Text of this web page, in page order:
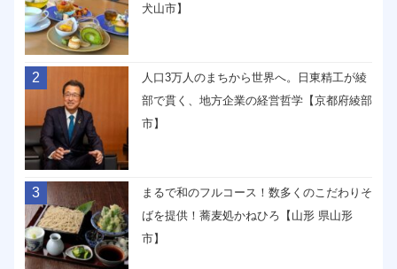
犬山市】
2
人口3万人のまちから世界へ。日東精工が綾
部で貫く、地方企業の経営哲学【京都府綾部
市】
3
まるで和のフルコース！数多くのこだわりそ
ばを提供！蕎麦処かねひろ【山形 県山形
市】